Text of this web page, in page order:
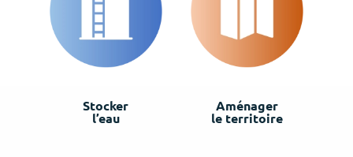
Stocker
l’eau
Aménager
le territoire